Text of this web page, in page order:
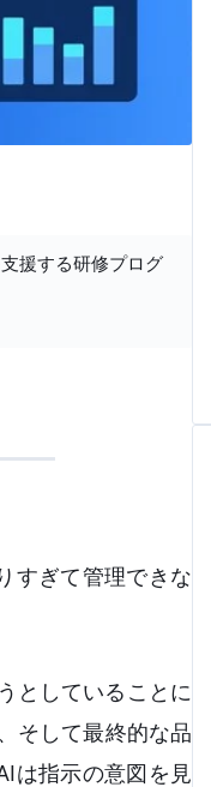
援する研修プログ
すぎて管理できな
としていることに
そして最終的な品
は指示の意図を見